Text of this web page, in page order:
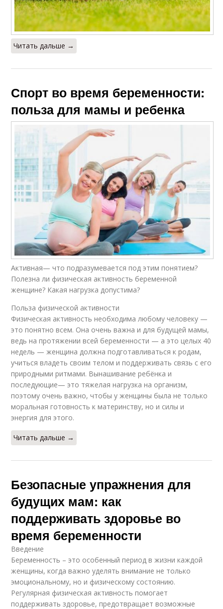
Читать дальше →
Спорт во время беременности:
польза для мамы и ребенка
Активная— что подразумевается под этим понятием?
Полезна ли физическая активность беременной
женщине? Какая нагрузка допустима?
Польза физической активности
Физическая активность необходима любому человеку —
это понятно всем. Она очень важна и для будущей мамы,
ведь на протяжении всей беременности — а это целых 40
недель — женщина должна подготавливаться к родам,
учиться владеть своим телом и поддерживать связь с его
природными ритмами. Вынашивание ребёнка и
последующие— это тяжелая нагрузка на организм,
поэтому очень важно, чтобы у женщины была не только
моральная готовность к материнству, но и силы и
энергия для этого.
Читать дальше →
Безопасные упражнения для
будущих мам: как
поддерживать здоровье во
время беременности
Введение
Беременность – это особенный период в жизни каждой
женщины, когда важно уделять внимание не только
эмоциональному, но и физическому состоянию.
Регулярная физическая активность помогает
поддерживать здоровье, предотвращает возможные